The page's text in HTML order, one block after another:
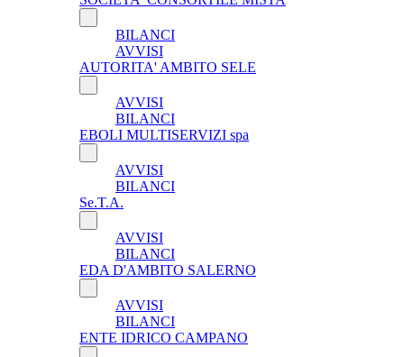
BILANCI
AVVISI
AUTORITA' AMBITO SELE
AVVISI
BILANCI
EBOLI MULTISERVIZI spa
AVVISI
BILANCI
Se.T.A.
AVVISI
BILANCI
EDA D'AMBITO SALERNO
AVVISI
BILANCI
ENTE IDRICO CAMPANO